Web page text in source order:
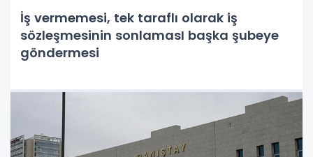
İş vermemesi, tek taraflı olarak iş
sözleşmesinin sonlamasI başka şubeye
göndermesi